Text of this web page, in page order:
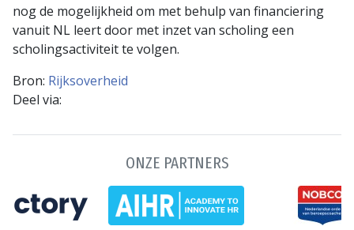
nog de mogelijkheid om met behulp van financiering
vanuit NL leert door met inzet van scholing een
scholingsactiviteit te volgen.
Bron: Rijksoverheid
Deel via:
ONZE PARTNERS